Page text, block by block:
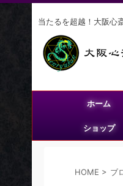
当たるを超越！大阪心
ホーム
ショップ
HOME > ブ